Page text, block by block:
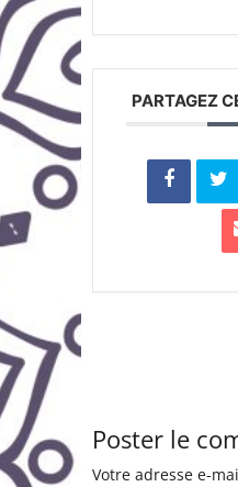
PARTAGEZ
Poster le
Votre adresse e-